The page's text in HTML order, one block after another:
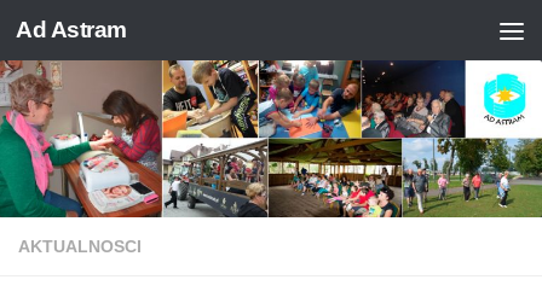
Skip to content
Ad Astram
AKTUALNOSCI